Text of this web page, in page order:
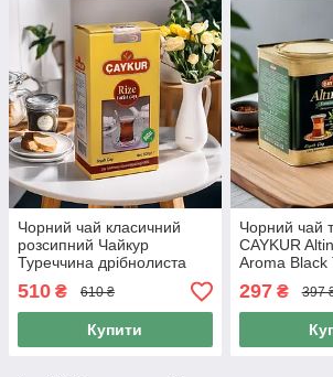
Чорний чай класичний
розсипний Чайкур
Туреччина дрібнолиста
без ароматизаторів
Caykur Rize 500 Grida
510 ₴ 610 ₴
Купити
Чорний чай
CAYKUR
Aroma Black
класичний
297₴ 397